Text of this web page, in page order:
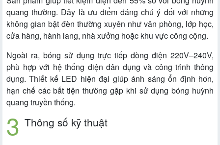
quang thường. Đây là ưu điểm đáng chú ý đối với những
không gian bật đèn thường xuyên như văn phòng, lớp học,
cửa hàng, hành lang, nhà xưởng hoặc khu vực công cộng.
Ngoài ra, bóng sử dụng trực tiếp dòng điện 220V–240V,
phù hợp với hệ thống điện dân dụng và công trình thông
dụng. Thiết kế LED hiện đại giúp ánh sáng ổn định hơn,
hạn chế các bất tiện thường gặp khi sử dụng bóng huỳnh
quang truyền thống.
Thông số kỹ thuật